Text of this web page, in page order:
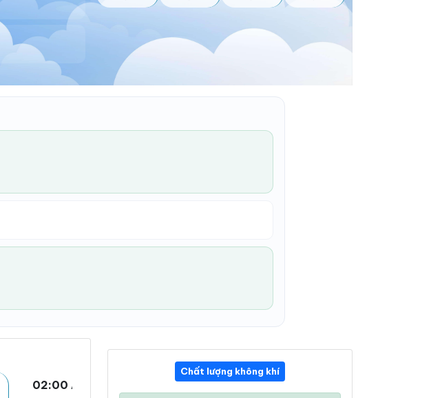
02:00 AM
03:00 AM
04:00 AM
Chất lượng không khí